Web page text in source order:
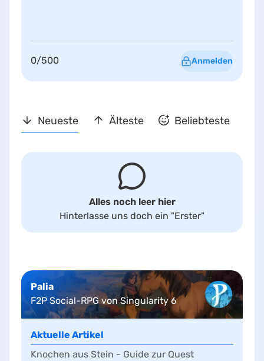
0/500 Anmelden
Neueste Älteste Beliebteste
Alles noch leer hier
Hinterlasse uns doch ein "Erster"
Palia
F2P Social-RPG von Singularity 6
Aktuelle Artikel
Knochen aus Stein - Guide zur Quest